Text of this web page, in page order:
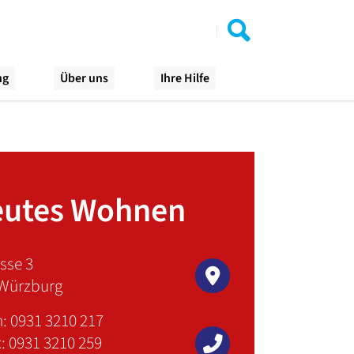
Über uns Ihre Hilfe
Wohnen
3
0931 3210 217
0931 3210 259